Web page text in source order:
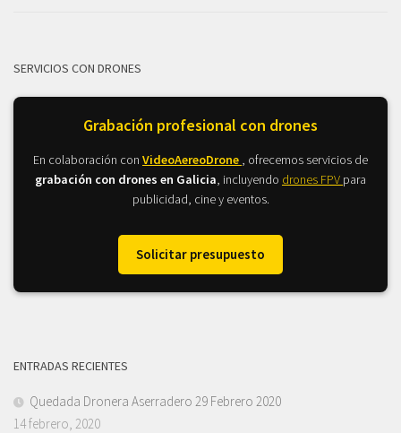
SERVICIOS CON DRONES
Grabación profesional con drones
En colaboración con VideoAereoDrone , ofrecemos servicios de
grabación con drones en Galicia, incluyendo drones FPV para
publicidad, cine y eventos.
Solicitar presupuesto
ENTRADAS RECIENTES
Quedada Dronera Aserradero 29 Febrero 2020
14 febrero, 2020